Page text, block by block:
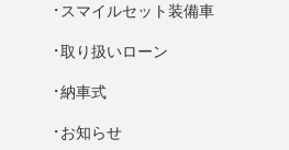
スマイルセット装備車
取り扱いローン
納車式
お知らせ